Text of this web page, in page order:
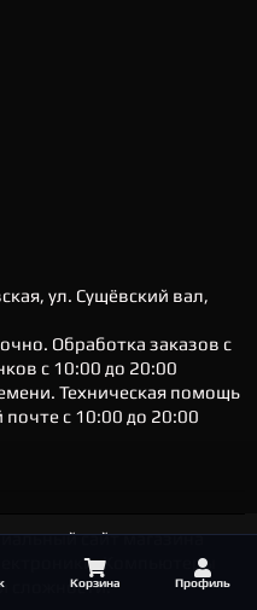
Корзина Профиль
ул. Сущёвский вал,
Обработка заказов с
с 10:00 до 20:00
Техническая помощь
почте с 10:00 до 20:00
сайт магазина
Компьютеры
сложности.